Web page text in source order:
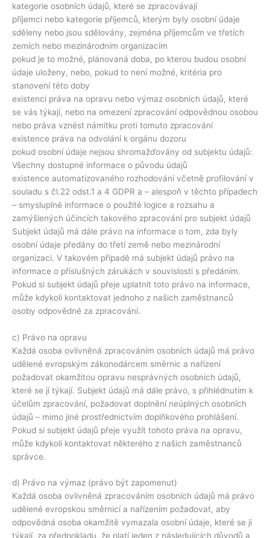
kategorie osobních údajů, které se zpracovávají
příjemci nebo kategorie příjemců, kterým byly osobní údaje
sděleny nebo jsou sdělovány, zejména příjemcům ve třetích
zemích nebo mezinárodním organizacím
pokud je to možné, plánovaná doba, po kterou budou osobní
údaje uloženy, nebo, pokud to není možné, kritéria pro
stanovení této doby
existenci práva na opravu nebo výmaz osobních údajů, které
se vás týkají, nebo na omezení zpracování odpovědnou osobou
nebo práva vznést námitku proti tomuto zpracování
existence práva na odvolání k orgánu dozoru
pokud osobní údaje nejsou shromažďovány od subjektu údajů:
Všechny dostupné informace o původu údajů
existence automatizovaného rozhodování včetně profilování v
souladu s čl.22 odst.1 a 4 GDPR a – alespoň v těchto případech
– smysluplné informace o použité logice a rozsahu a
zamýšlených účincích takového zpracování pro subjekt údajů
Subjekt údajů má dále právo na informace o tom, zda byly
osobní údaje předány do třetí země nebo mezinárodní
organizaci. V takovém případě má subjekt údajů právo na
informace o příslušných zárukách v souvislosti s předáním.
Pokud si subjekt údajů přeje uplatnit toto právo na informace,
může kdykoli kontaktovat jednoho z našich zaměstnanců
osoby odpovědné za zpracování.
c) Právo na opravu
Každá osoba ovlivněná zpracováním osobních údajů má právo
udělené evropským zákonodárcem směrnic a nařízení
požadovat okamžitou opravu nesprávných osobních údajů,
které se jí týkají. Subjekt údajů má dále právo, s přihlédnutím k
účelům zpracování, požadovat doplnění neúplných osobních
údajů – mimo jiné prostřednictvím doplňkového prohlášení.
Pokud si subjekt údajů přeje využít tohoto práva na opravu,
může kdykoli kontaktovat některého z našich zaměstnanců
správce.
d) Právo na výmaz (právo být zapomenut)
Každá osoba ovlivněná zpracováním osobních údajů má právo
udělené evropskou směrnicí a nařízením požadovat, aby
odpovědná osoba okamžitě vymazala osobní údaje, které se jí
týkají, za předpokladu, že platí jeden z následujících důvodů a